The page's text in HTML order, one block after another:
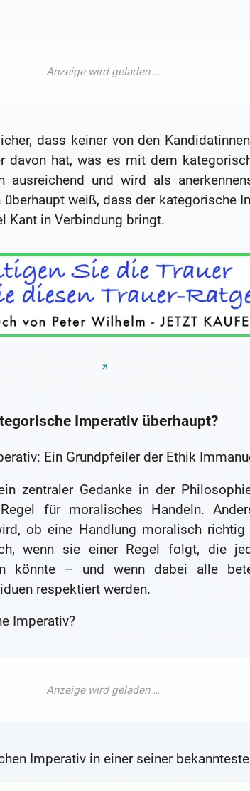
dass keiner von den
davon hat, was es mit dem
ausreichend und wird als
weiß, dass der kategorische
Kant in Verbindung bringt.
Imperativ überhaupt?
Ein Grundpfeiler der Ethik
zentraler Gedanke in der
für moralisches Handeln.
ob eine Handlung moralisch
wenn sie einer Regel folgt, die
könnte – und wenn dabei alle
respektiert werden.
Imperativ?
Imperativ in einer seiner